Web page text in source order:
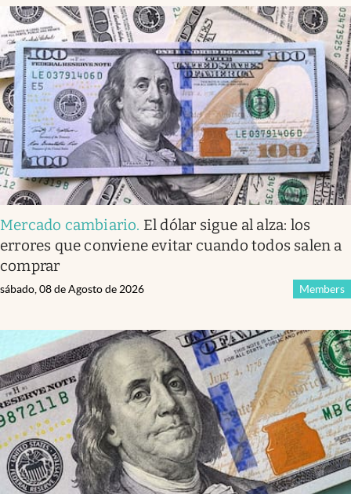
Mercado cambiario. El dólar sigue al alza: los
errores que conviene evitar cuando todos salen a
comprar
Members
sábado, 08 de Agosto de 2026